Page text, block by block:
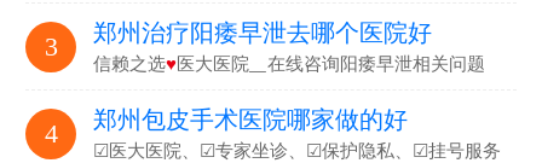
3 郑州治疗阳痿早泄去哪个医院好
信赖之选♥医大医院▁在线咨询阳痿早泄相关问题
4 郑州包皮手术医院哪家做的好
☑医大医院、☑专家坐诊、☑保护隐私、☑挂号服务